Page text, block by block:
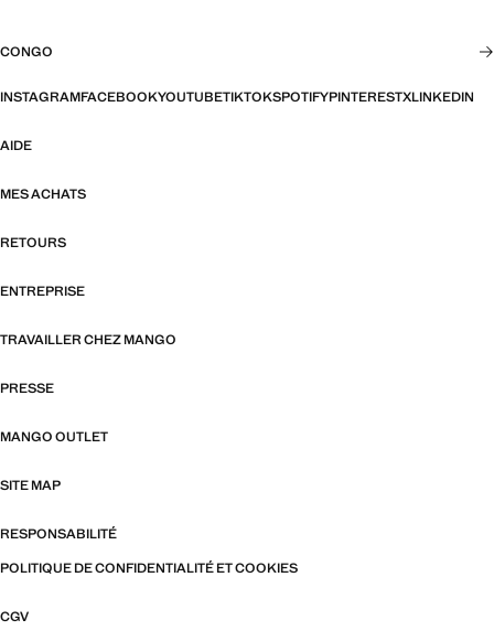
CONGO
INSTAGRAMFACEBOOKYOUTUBETIKTOKSPOTIFYPINTERESTXLINKEDIN
AIDE
MES ACHATS
RETOURS
ENTREPRISE
TRAVAILLER CHEZ MANGO
PRESSE
MANGO OUTLET
SITE MAP
RESPONSABILITÉ
POLITIQUE DE CONFIDENTIALITÉ ET COOKIES
CGV